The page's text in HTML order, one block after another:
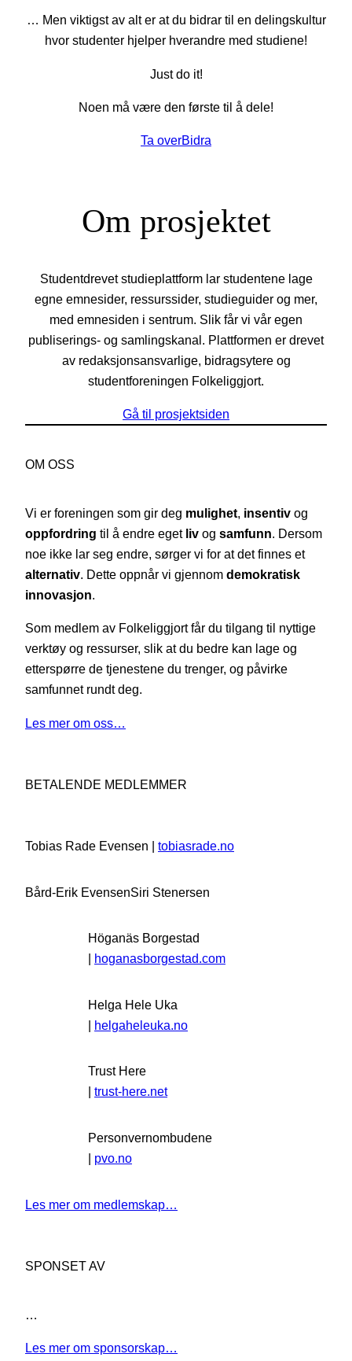
… Men viktigst av alt er at du bidrar til en delingskultur
hvor studenter hjelper hverandre med studiene!
Just do it!
Noen må være den første til å dele!
Ta overBidra
Om prosjektet
Studentdrevet studieplattform lar studentene lage
egne emnesider, ressurssider, studieguider og mer,
med emnesiden i sentrum. Slik får vi vår egen
publiserings- og samlingskanal. Plattformen er drevet
av redaksjonsansvarlige, bidragsytere og
studentforeningen Folkeliggjort.
Gå til prosjektsiden
OM OSS
Vi er foreningen som gir deg mulighet, insentiv og
oppfordring til å endre eget liv og samfunn. Dersom
noe ikke lar seg endre, sørger vi for at det finnes et
alternativ. Dette oppnår vi gjennom demokratisk
innovasjon.
Som medlem av Folkeliggjort får du tilgang til nyttige
verktøy og ressurser, slik at du bedre kan lage og
etterspørre de tjenestene du trenger, og påvirke
samfunnet rundt deg.
Les mer om oss…
BETALENDE MEDLEMMER
Tobias Rade Evensen | tobiasrade.no
Bård-Erik EvensenSiri Stenersen
Höganäs Borgestad
| hoganasborgestad.com
Helga Hele Uka
| helgaheleuka.no
Trust Here
trust-here.net
Personvernombudene
| pvo.no
Les mer om medlemskap…
SPONSET AV
…
Les mer om sponsorskap…